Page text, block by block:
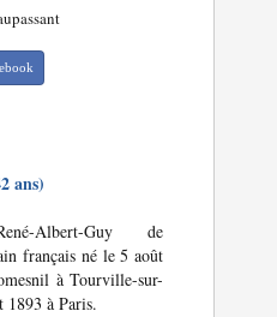
ans)
Albert-Guy de
français né le 5 août
à Tourville-sur-
à Paris.